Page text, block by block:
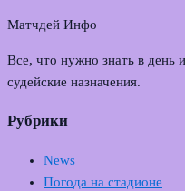
Матчдей Инфо
Все, что нужно знать в день
судейские назначения.
Рубрики
News
Погода на стадионе